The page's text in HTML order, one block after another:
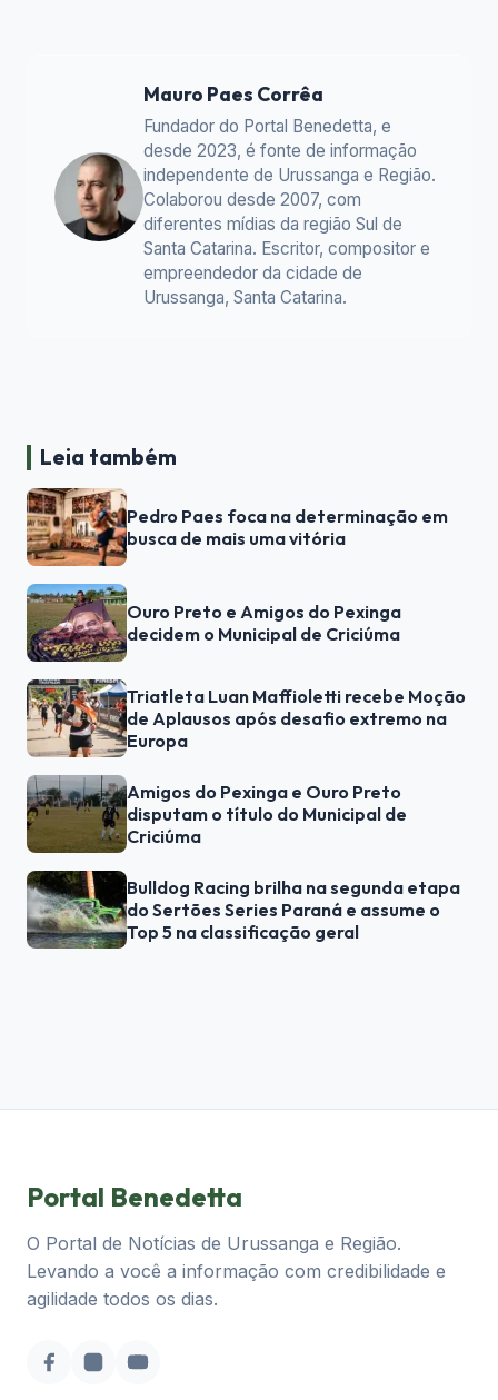
Mauro Paes Corrêa
Fundador do Portal Benedetta, e
desde 2023, é fonte de informação
independente de Urussanga e Região.
Colaborou desde 2007, com
diferentes mídias da região Sul de
Santa Catarina. Escritor, compositor e
empreendedor da cidade de
Urussanga, Santa Catarina.
Leia também
Pedro Paes foca na determinação em
busca de mais uma vitória
Ouro Preto e Amigos do Pexinga
decidem o Municipal de Criciúma
Triatleta Luan Maffioletti recebe Moção
de Aplausos após desafio extremo na
Europa
Amigos do Pexinga e Ouro Preto
disputam o título do Municipal de
Criciúma
Bulldog Racing brilha na segunda etapa
do Sertões Series Paraná e assume o
Top 5 na classificação geral
Portal Benedetta
O Portal de Notícias de Urussanga e Região.
Levando a você a informação com credibilidade e
agilidade todos os dias.